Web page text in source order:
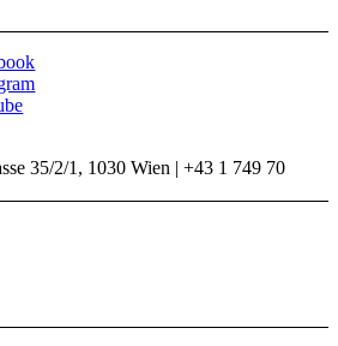
35/2/1, 1030 Wien | +43 1 749 70